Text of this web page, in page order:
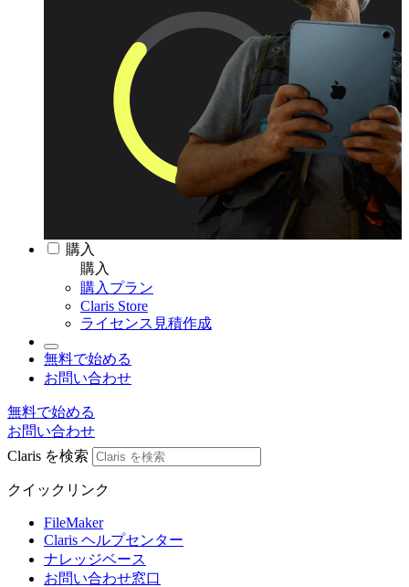
購入
購入
購入プラン
Claris Store
ライセンス見積作成
無料で始める
お問い合わせ
無料で始める
お問い合わせ
Claris を検索
クイックリンク
FileMaker
Claris ヘルプセンター
ナレッジベース
お問い合わせ窓口